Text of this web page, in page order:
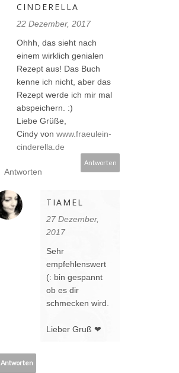
CINDERELLA
22 Dezember, 2017
Ohhh, das sieht nach
einem wirklich genialen
Rezept aus! Das Buch
kenne ich nicht, aber das
Rezept werde ich mir mal
abspeichern. :)
Liebe Grüße,
Cindy von www.fraeulein-
cinderella.de
Antworten
Antworten
TIAMEL
27 Dezember,
2017
Sehr
empfehlenswert
(: bin gespannt
ob es dir
schmecken wird.
Lieber Gruß ❤
Antworten